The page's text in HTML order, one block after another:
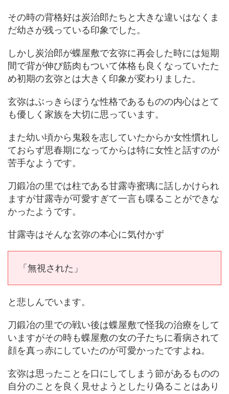
その時の背格好は炭治郎たちと大きな違いはなくま
だ幼さが残っている印象でした。
しかし炭治郎が蝶屋敷で玄弥に再会した時には短期
間で背が伸び筋肉もついて体格も良くなっていたた
め初期の玄弥とは大きく印象が変わりました。
玄弥はぶっきらぼうな性格であるものの内心はとて
も優しく家族を大切に思っています。
また幼い頃から鬼殺を志していたからか女性慣れし
ておらず思春期になってからは特に女性と話すのが
苦手なようです。
刀鍛冶の里では柱である甘露寺蜜璃に話しかけられ
ますが甘露寺が可愛すぎて一言も喋ることができな
かったようです。
甘露寺はそんな玄弥の本心に気付かず
「無視された」
と悲しんでいます。
刀鍛冶の里での戦い後は蝶屋敷で怪我の治療をして
いますがその時も蝶屋敷の女の子たちに看病されて
顔を真っ赤にしていたのが可愛かったですよね。
玄弥は思ったことを口にしてしまう節があるものの
自分のことを良く見せようとしたり偽ることはあり